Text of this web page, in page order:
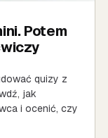
Potem
quizy z
jak
i ocenić, czy